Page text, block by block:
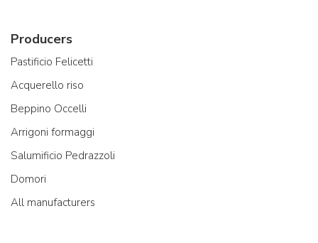
Producers
Pastificio Felicetti
Acquerello riso
Beppino Occelli
Arrigoni formaggi
Salumificio Pedrazzoli
Domori
All manufacturers